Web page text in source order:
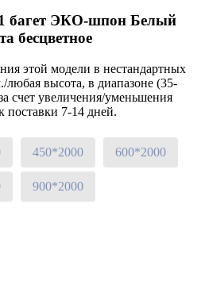
багет ЭКО-шпон Белый
бесцветное
этой модели в нестандартных
любая высота, в диапазоне (35-
счет увеличения/уменьшения
поставки 7-14 дней.
450*2000 600*2000
900*2000